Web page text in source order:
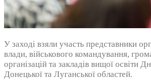
У заході взяли участь представники
влади, військового командування,
організацій та закладів вищої освіти
Донецької та Луганської областей.